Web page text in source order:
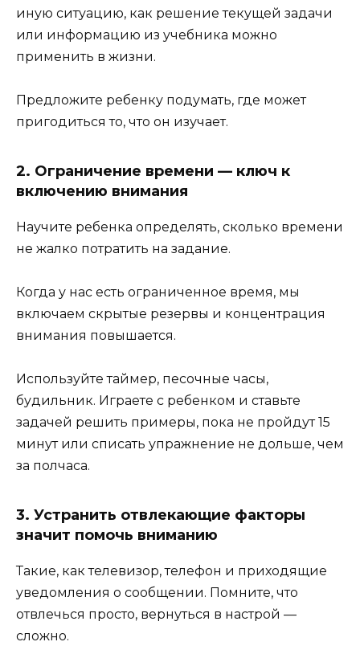
иную ситуацию, как решение текущей задачи
или информацию из учебника можно
применить в жизни.
Предложите ребенку подумать, где может
пригодиться то, что он изучает.
2. Ограничение времени — ключ к
включению внимания
Научите ребенка определять, сколько времени
не жалко потратить на задание.
Когда у нас есть ограниченное время, мы
включаем скрытые резервы и концентрация
внимания повышается.
Используйте таймер, песочные часы,
будильник. Играете с ребенком и ставьте
задачей решить примеры, пока не пройдут 15
минут или списать упражнение не дольше, чем
за полчаса.
3. Устранить отвлекающие факторы
значит помочь вниманию
Такие, как телевизор, телефон и приходящие
уведомления о сообщении. Помните, что
отвлечься просто, вернуться в настрой —
сложно.